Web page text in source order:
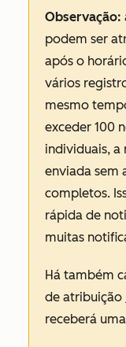
Observação:
podem ser
após o
vários
mesmo
exceder 100
individuais, a
enviada sem
completos.
rápida de
muitas
Há também
de atribuição
receberá